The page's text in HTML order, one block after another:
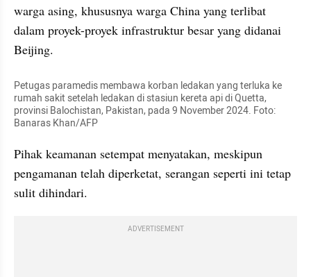
warga asing, khususnya warga China yang terlibat
dalam proyek-proyek infrastruktur besar yang didanai
Beijing.
Petugas paramedis membawa korban ledakan yang terluka ke
rumah sakit setelah ledakan di stasiun kereta api di Quetta,
provinsi Balochistan, Pakistan, pada 9 November 2024. Foto:
Banaras Khan/AFP
Pihak keamanan setempat menyatakan, meskipun
pengamanan telah diperketat, serangan seperti ini tetap
sulit dihindari.
ADVERTISEMENT